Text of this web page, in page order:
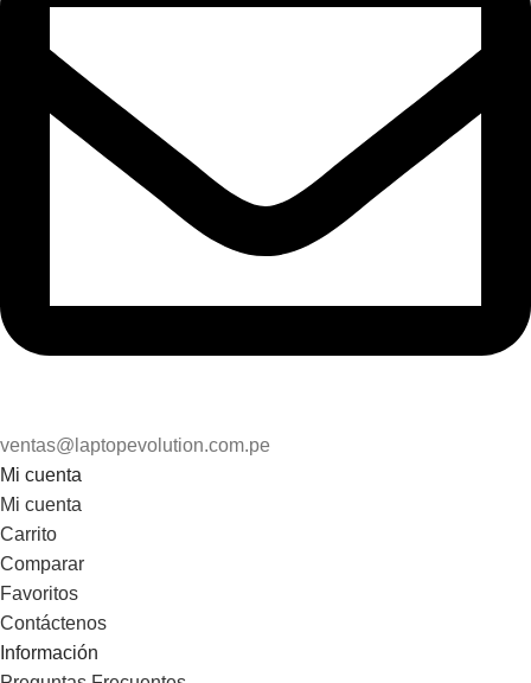
ventas@laptopevolution.com.pe
Mi cuenta
Mi cuenta
Carrito
Comparar
Favoritos
Contáctenos
Información